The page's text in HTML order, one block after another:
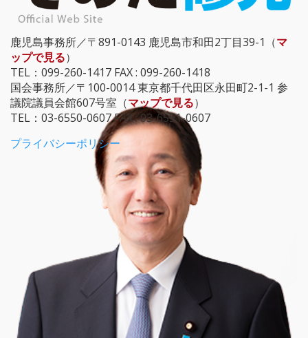
鹿児島事務所／〒891-0143 鹿児島市和田2丁目39-1（マ
ップで見る）
TEL：099-260-1417 FAX : 099-260-1418
国会事務所／〒100-0014 東京都千代田区永田町2-1-1 参
議院議員会館607号室（マップで見る）
TEL：03-6550-0607 FAX : 03-6551-0607
プライバシーポリシー